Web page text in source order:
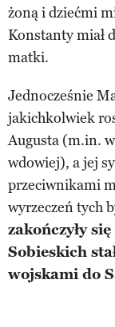
żoną i dziećmi
Konstanty miał
matki.
Jednocześnie
jakichkolwiek
Augusta (m.in.
wdowiej), a jej
przeciwnikami
wyrzeczeń tych
zakończyły
Sobieskich
wojskami do